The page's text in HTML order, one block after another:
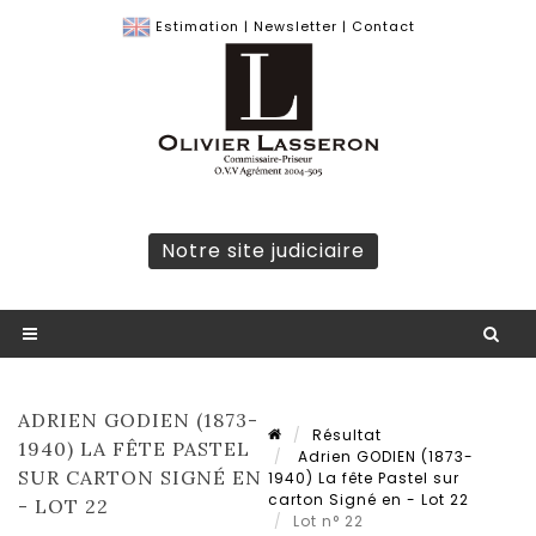
Estimation | Newsletter | Contact
Notre site judiciaire
ADRIEN GODIEN (1873-
1940) LA FÊTE PASTEL
SUR CARTON SIGNÉ EN
- LOT 22
Résultat
Adrien GODIEN (1873-
1940) La fête Pastel sur
carton Signé en - Lot 22
Lot n° 22